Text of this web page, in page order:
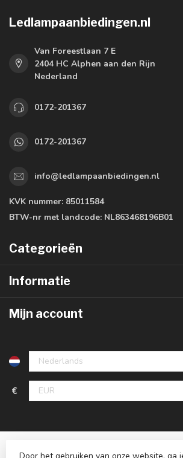
Ledlampaanbiedingen.nl
Van Foreestlaan 7 E
2404 HC Alphen aan den Rijn
Nederland
0172-201367
0172-201367
info@ledlampaanbiedingen.nl
KVK nummer: 85011584
BTW-nr met landcode: NL863468196B01
Categorieën
Informatie
Mijn account
€